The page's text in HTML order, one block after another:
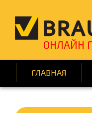
ОНЛАЙН
ГЛАВНАЯ